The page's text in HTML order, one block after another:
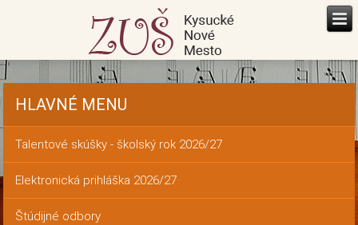
HLAVNÉ MENU
Talentové skúšky - školský rok 2026/27
Elektronická prihláška 2026/27
Štúdijné odbory